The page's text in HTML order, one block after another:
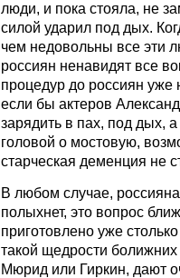
люди, и пока стояла, не
силой ударил под дых.
чем недовольны все эти
россиян ненавидят все
процедур до россиян уже
если бы актеров
зарядить в пах, под дых,
головой о мостовую,
старческая деменция не
В любом случае,
полыхнет, это вопрос
приготовлено уже
такой щедрости
Мюрид или Гиркин, дают